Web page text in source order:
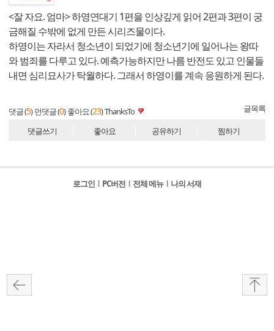
<잘 자요. 엄마> 하영연대기 1편을 인상깊게 읽어 2편과 3편이 궁
금해질 수밖에 없게 만든 시리즈물이다.
하영이는 자라서 청소년이 되었기에 청소년기에 일어나는 왕따
와 범죄를 다루고 있다. 예측가능하지만 나름 반전도 있고 인물들
내면 심리묘사가 탁월하다. 그래서 하영이를 계속 응원하게 된다.
댓글 (5) 먼댓글 (0) 좋아요 (23)ThanksTo 글목록
댓글쓰기 좋아요 공유하기 찜하기
로그인 l PC버전 l 전체 메뉴 l 나의 서재